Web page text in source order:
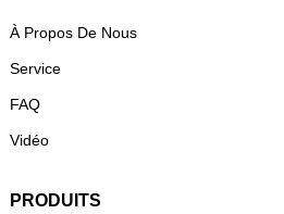
À Propos De Nous
Service
FAQ
Vidéo
PRODUITS